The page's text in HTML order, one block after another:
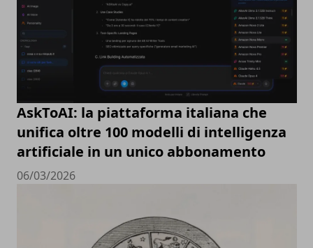
AskToAI: la piattaforma italiana che
unifica oltre 100 modelli di intelligenza
artificiale in un unico abbonamento
06/03/2026